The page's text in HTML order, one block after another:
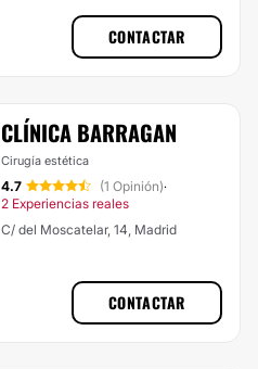
CONTACTAR
CLÍNICA BARRAGAN
Cirugía estética
4.7 (1 Opinión)·
2 Experiencias reales
C/ del Moscatelar, 14, Madrid
CONTACTAR